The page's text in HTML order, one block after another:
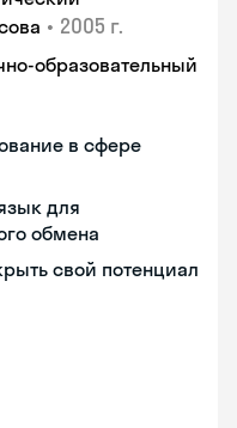
• 2005 г.
образовательный
в сфере
для
обмена
свой потенциал